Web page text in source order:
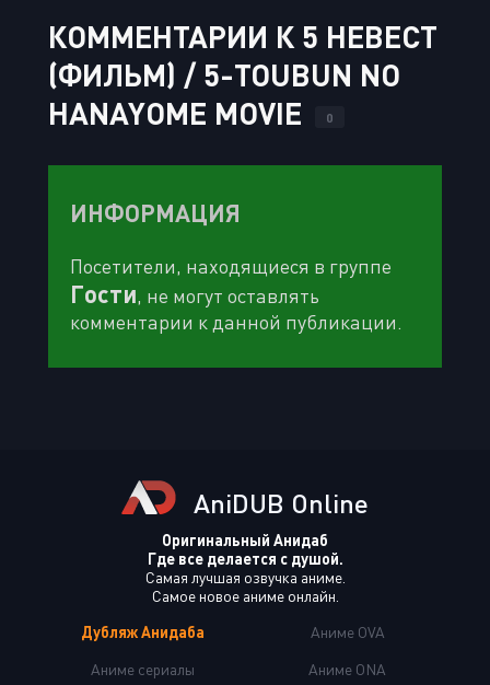
КОММЕНТАРИИ К 5 НЕВЕСТ
(ФИЛЬМ) / 5-TOUBUN NO
HANAYOME MOVIE
0
ИНФОРМАЦИЯ
Посетители, находящиеся в группе
Гости, не могут оставлять
комментарии к данной публикации.
AniDUB Online
Оригинальный Анидаб
Где все делается с душой.
Самая лучшая озвучка аниме.
Самое новое аниме онлайн.
Дубляж Анидаба
Аниме сериалы
Аниме OVA
Аниме ONA